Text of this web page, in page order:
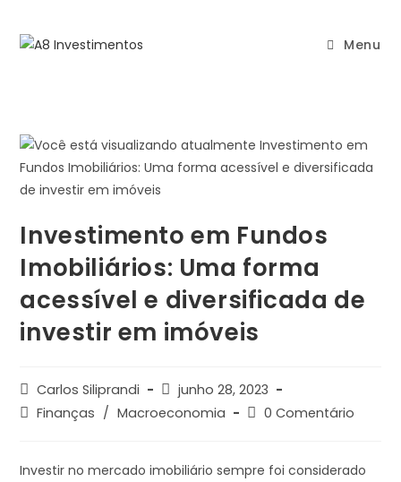
Menu
Investimento em Fundos
Imobiliários: Uma forma
acessível e diversificada de
investir em imóveis
Carlos Siliprandi
junho 28, 2023
Finanças / Macroeconomia 0 Comentário
Investir no mercado imobiliário sempre foi considerado